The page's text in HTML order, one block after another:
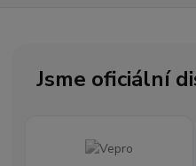
Jsme oficiální